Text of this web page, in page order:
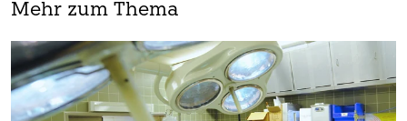
Mehr zum Thema